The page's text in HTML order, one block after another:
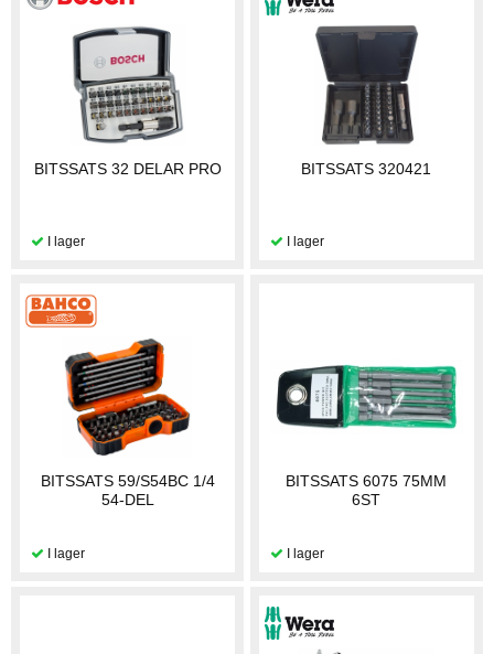
BITSSATS 32 DELAR PRO BITSSATS 320421
BITSSATS 59/S54BC 1/4
54-DEL
BITSSATS 6075 75MM
6ST